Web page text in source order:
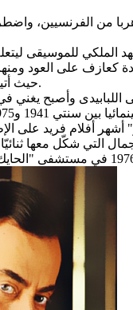
إلى مصر هربا من
كعازف على العود
حيث أتيحت له فرصة الغناء منفردا.